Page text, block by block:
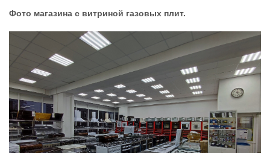
Фото магазина с витриной газовых плит.